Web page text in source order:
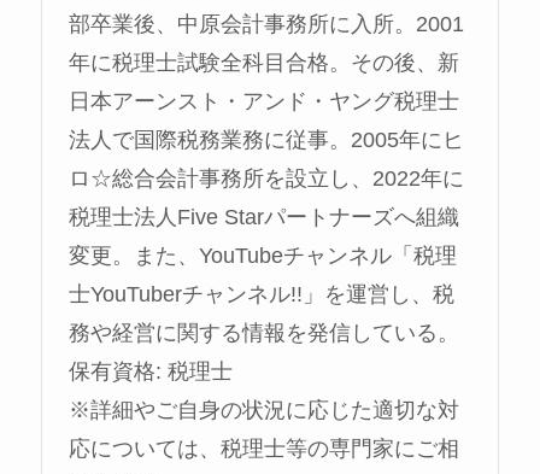
部卒業後、中原会計事務所に入所。2001
年に税理士試験全科目合格。その後、新
日本アーンスト・アンド・ヤング税理士
法人で国際税務業務に従事。2005年にヒ
ロ☆総合会計事務所を設立し、2022年に
税理士法人Five Starパートナーズへ組織
変更。また、YouTubeチャンネル「税理
士YouTuberチャンネル!!」を運営し、税
務や経営に関する情報を発信している。
保有資格: 税理士
※詳細やご自身の状況に応じた適切な対
応については、税理士等の専門家にご相